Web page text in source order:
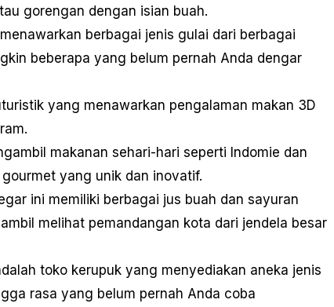
gorengan dengan isian buah.
berbagai jenis gulai dari berbagai
beberapa yang belum pernah Anda dengar
yang menawarkan pengalaman makan 3D
makanan sehari-hari seperti Indomie dan
yang unik dan inovatif.
ini memiliki berbagai jus buah dan sayuran
melihat pemandangan kota dari jendela besar
toko kerupuk yang menyediakan aneka jenis
rasa yang belum pernah Anda coba